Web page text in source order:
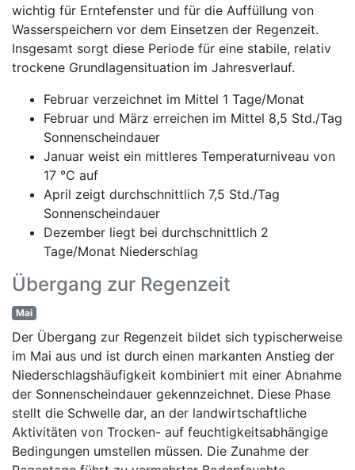
wichtig für Erntefenster und für die Auffüllung von
Wasserspeichern vor dem Einsetzen der Regenzeit.
Insgesamt sorgt diese Periode für eine stabile, relativ
trockene Grundlagensituation im Jahresverlauf.
Februar verzeichnet im Mittel 1 Tage/Monat
Februar und März erreichen im Mittel 8,5 Std./Tag
Sonnenscheindauer
Januar weist ein mittleres Temperaturniveau von
17 °C auf
April zeigt durchschnittlich 7,5 Std./Tag
Sonnenscheindauer
Dezember liegt bei durchschnittlich 2
Tage/Monat Niederschlag
Übergang zur Regenzeit
Mai
Der Übergang zur Regenzeit bildet sich typischerweise
im Mai aus und ist durch einen markanten Anstieg der
Niederschlagshäufigkeit kombiniert mit einer Abnahme
der Sonnenscheindauer gekennzeichnet. Diese Phase
stellt die Schwelle dar, an der landwirtschaftliche
Aktivitäten von Trocken- auf feuchtigkeitsabhängige
Bedingungen umstellen müssen. Die Zunahme der